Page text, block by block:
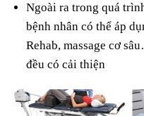
Ngoài ra trong quá
bệnh nhân có thể áp
Rehab, massage cơ
đều có cải thiện